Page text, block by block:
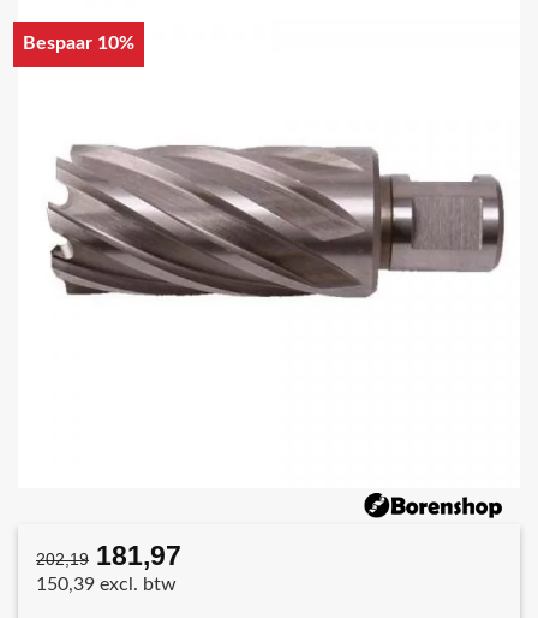
Bespaar 10%
202,19 Oorspronkelijke
prijs
181,97
150,39 excl. btw